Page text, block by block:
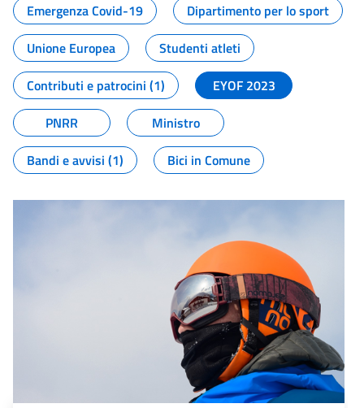
Emergenza Covid-19
Dipartimento per lo sport
Unione Europea
Studenti atleti
Contributi e patrocini (1)
EYOF 2023
PNRR
Ministro
Bandi e avvisi (1)
Bici in Comune